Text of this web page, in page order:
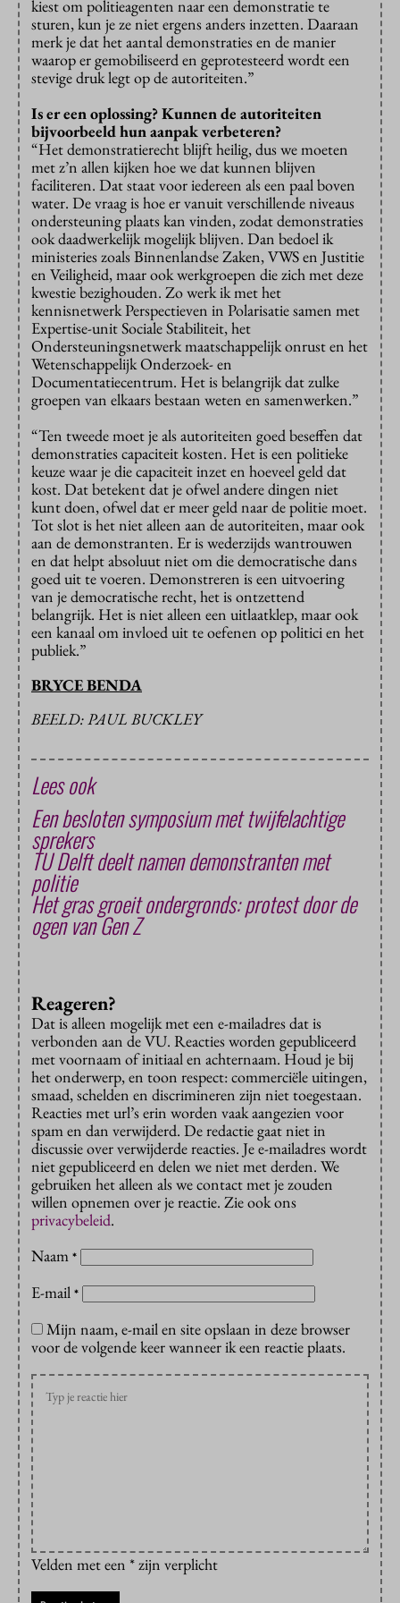
kiest om politieagenten naar een demonstratie te
sturen, kun je ze niet ergens anders inzetten. Daaraan
merk je dat het aantal demonstraties en de manier
waarop er gemobiliseerd en geprotesteerd wordt een
stevige druk legt op de autoriteiten.”
Is er een oplossing? Kunnen de autoriteiten
bijvoorbeeld hun aanpak verbeteren?
“Het demonstratierecht blijft heilig, dus we moeten
met z’n allen kijken hoe we dat kunnen blijven
faciliteren. Dat staat voor iedereen als een paal boven
water. De vraag is hoe er vanuit verschillende niveaus
ondersteuning plaats kan vinden, zodat demonstraties
ook daadwerkelijk mogelijk blijven. Dan bedoel ik
ministeries zoals Binnenlandse Zaken, VWS en Justitie
en Veiligheid, maar ook werkgroepen die zich met deze
kwestie bezighouden. Zo werk ik met het
kennisnetwerk Perspectieven in Polarisatie samen met
Expertise-unit Sociale Stabiliteit, het
Ondersteuningsnetwerk maatschappelijk onrust en het
Wetenschappelijk Onderzoek- en
Documentatiecentrum. Het is belangrijk dat zulke
groepen van elkaars bestaan weten en samenwerken.”
“Ten tweede moet je als autoriteiten goed beseffen dat
demonstraties capaciteit kosten. Het is een politieke
keuze waar je die capaciteit inzet en hoeveel geld dat
kost. Dat betekent dat je ofwel andere dingen niet
kunt doen, ofwel dat er meer geld naar de politie moet.
Tot slot is het niet alleen aan de autoriteiten, maar ook
aan de demonstranten. Er is wederzijds wantrouwen
en dat helpt absoluut niet om die democratische dans
goed uit te voeren. Demonstreren is een uitvoering
van je democratische recht, het is ontzettend
belangrijk. Het is niet alleen een uitlaatklep, maar ook
een kanaal om invloed uit te oefenen op politici en het
publiek.”
BRYCE BENDA
BEELD: PAUL BUCKLEY
Lees ook
Een besloten symposium met twijfelachtige
sprekers
TU Delft deelt namen demonstranten met
politie
Het gras groeit ondergronds: protest door de
ogen van Gen Z
Reageren?
Dat is alleen mogelijk met een e-mailadres dat is
verbonden aan de VU. Reacties worden gepubliceerd
met voornaam of initiaal en achternaam. Houd je bij
het onderwerp, en toon respect: commerciële uitingen,
smaad, schelden en discrimineren zijn niet toegestaan.
Reacties met url’s erin worden vaak aangezien voor
spam en dan verwijderd. De redactie gaat niet in
discussie over verwijderde reacties. Je e-mailadres wordt
niet gepubliceerd en delen we niet met derden. We
gebruiken het alleen als we contact met je zouden
willen opnemen over je reactie. Zie ook ons
privacybeleid.
Naam *
E-mail *
Mijn naam, e-mail en site opslaan in deze browser
voor de volgende keer wanneer ik een reactie plaats.
Velden met een * zijn verplicht